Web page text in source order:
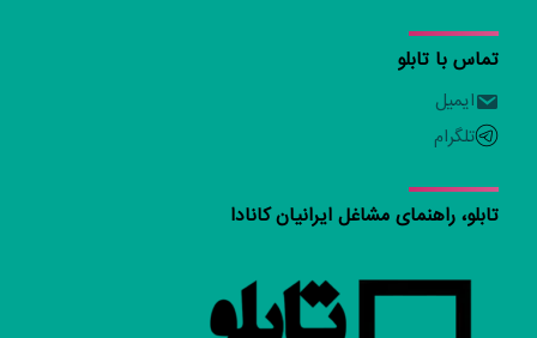
تماس با تابلو
ایمیل
تلگرام
تابلو، راهنمای مشاغل ایرانیان کانادا